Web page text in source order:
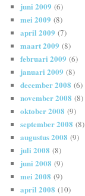
juni 2009 (6)
mei 2009 (8)
april 2009 (7)
maart 2009 (8)
februari 2009 (6)
januari 2009 (8)
december 2008 (6)
november 2008 (8)
oktober 2008 (9)
september 2008 (8)
augustus 2008 (9)
juli 2008 (8)
juni 2008 (9)
mei 2008 (9)
april 2008 (10)